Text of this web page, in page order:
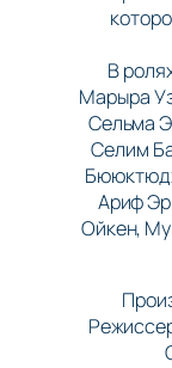
В
Марыра
Сельма
Селим
Ариф
Ойкен,